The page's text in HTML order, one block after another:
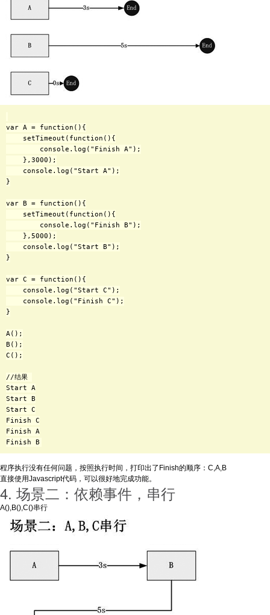
var A = function(){
    setTimeout(function(){
        console.log("Finish A");
    },3000);
    console.log("Start A");
}
var B = function(){
    setTimeout(function(){
        console.log("Finish B");
    },5000);
    console.log("Start B");
}
var C = function(){
    console.log("Start C");
    console.log("Finish C");
}
A();
B();
C();
//结果
Start A
Start B
Start C
Finish C
Finish A
程序执行没有任何问题，按照执行时间，打印出了Finish的顺序：C,A,B
直接使用Javascript代码，可以很好地完成功能。
4. 场景二：依赖事件，串行
A(),B(),C()串行